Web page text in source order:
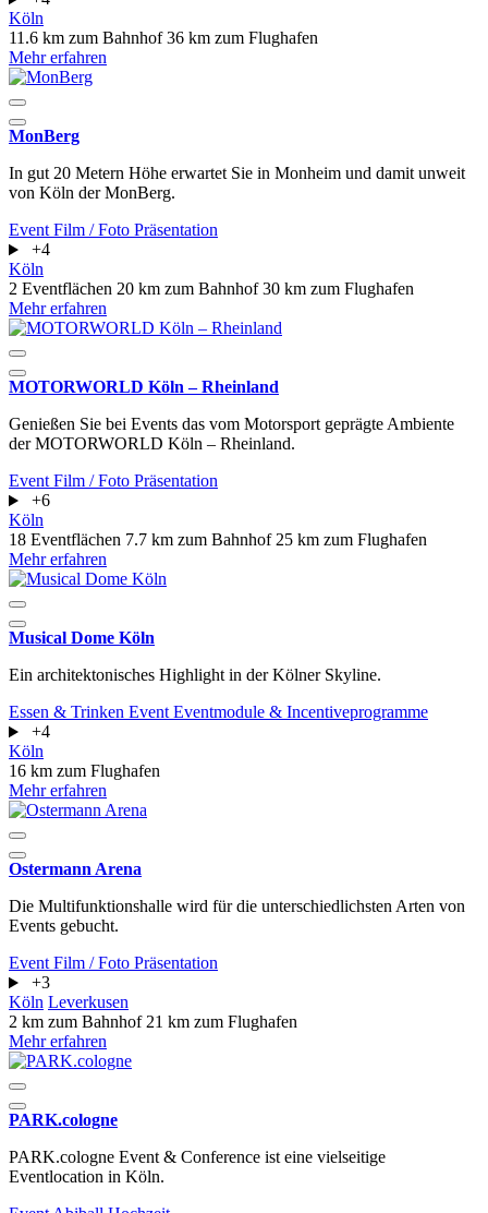
Köln
11.6 km zum Bahnhof36 km zum Flughafen
Mehr erfahren
MonBerg
In gut 20 Metern Höhe erwartet Sie in Monheim und damit unweit
von Köln der MonBerg.
Event Film / Foto Präsentation
+4
Köln
2 Eventflächen 20 km zum Bahnhof30 km zum Flughafen
Mehr erfahren
MOTORWORLD Köln – Rheinland
Genießen Sie bei Events das vom Motorsport geprägte Ambiente
der MOTORWORLD Köln – Rheinland.
Event Film / Foto Präsentation
+6
Köln
18 Eventflächen 7.7 km zum Bahnhof 25 km zum Flughafen
Mehr erfahren
Musical Dome Köln
Ein architektonisches Highlight in der Kölner Skyline.
Essen & Trinken Event Eventmodule & Incentiveprogramme
+4
Köln
16 km zum Flughafen
Mehr erfahren
Ostermann Arena
Die Multifunktionshalle wird für die unterschiedlichsten Arten von
Events gebucht.
Event Film / Foto Präsentation
+3
Köln Leverkusen
2 km zum Bahnhof 21 km zum Flughafen
Mehr erfahren
PARK.cologne
PARK.cologne Event & Conference ist eine vielseitige
Eventlocation in Köln.